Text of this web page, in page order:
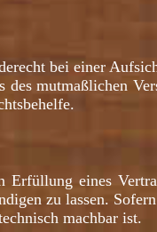
bei einer
mutmaßlichen
eines
zu lassen.
machbar ist.